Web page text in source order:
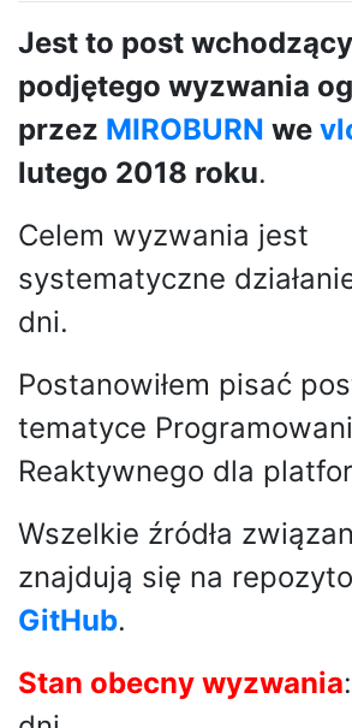
Jest to post wchodzący
podjętego wyzwania
przez MIROBURN we
lutego 2018 roku.
Celem wyzwania jest
systematyczne
dni.
Postanowiłem pisać
tematyce
Reaktywnego dla
Wszelkie źródła
znajdują się na
GitHub.
Stan obecny wyzwania: